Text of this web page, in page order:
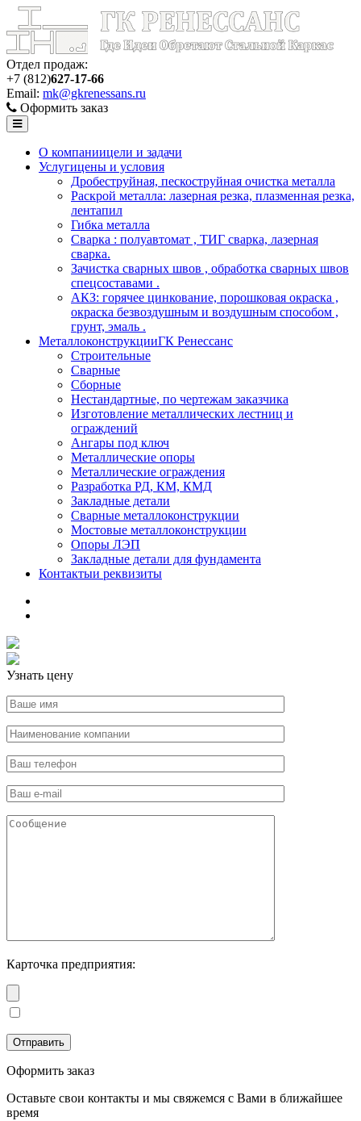
Отдел продаж:
+7 (812)627-17-66
Email: mk@gkrenessans.ru
Оформить заказ
О компаниицели и задачи
Услугицены и условия
Дробеструйная, пескоструйная очистка металла
Раскрой металла: лазерная резка, плазменная резка,
лентапил
Гибка металла
Сварка : полуавтомат , ТИГ сварка, лазерная
сварка.
Зачистка сварных швов , обработка сварных швов
спецсоставами .
АКЗ: горячее цинкование, порошковая окраска ,
окраска безвоздушным и воздушным способом ,
грунт, эмаль .
МеталлоконструкцииГК Ренессанс
Строительные
Сварные
Сборные
Нестандартные, по чертежам заказчика
Изготовление металлических лестниц и
ограждений
Ангары под ключ
Металлические опоры
Металлические ограждения
Разработка РД, КМ, КМД
Закладные детали
Сварные металлоконструкции
Мостовые металлоконструкции
Опоры ЛЭП
Закладные детали для фундамента
Контактыи реквизиты
Узнать цену
Карточка предприятия:
Оформить заказ
Оставьте свои контакты и мы свяжемся с Вами в ближайшее
время